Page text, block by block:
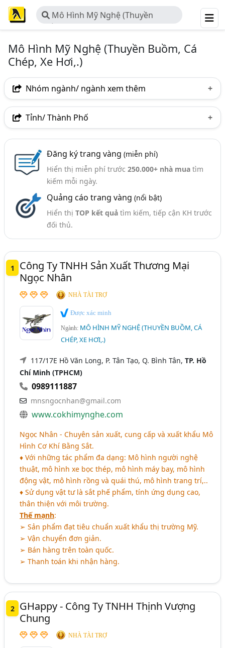
Mô Hình Mỹ Nghệ (Thuyền
Buồm, Cá Chép, Xe Hơi,.)
Mô Hình Mỹ Nghệ (Thuyền Buồm, Cá
Chép, Xe Hơi,.)
Nhóm ngành/ ngành xem thêm
Ngành nghề
Ngành xem thêm
Thủ Công Mỹ Nghệ (1066)
Tỉnh/ Thành Phố
Bình Dương
Lâm Đồng
Tp. Đà Nẵng
TP. Hải Phòng
Bắc Ninh
Nam Định
Thái Bình
Thanh Hóa
Bắc Giang
Long An Quảng Nam Yên Bái
Đăng ký trang vàng (miễn phí)
Hiển thị miễn phí trước 250.000+ nhà muatìm
kiếm mỗi ngày.
Quảng cáo trang vàng (nổi bật)
Hiển thị TOP kết quảtìm kiếm, tiếp cận KH trước
đối thủ.
1
Công Ty TNHH Sản Xuất Thương Mại
Ngọc Nhân
NHÀ TÀI TRỢ
Được xác minh
Ngành: MÔ HÌNH MỸ NGHỆ (THUYỀN BUỒM, CÁ
CHÉP, XE HƠI,.)
117/17E Hồ Văn Long, P. Tân Tạo, Q. Bình Tân,TP. Hồ
Chí Minh (TPHCM)
0989111887
mnsngocnhan@gmail.com
www.cokhimynghe.com
Ngọc Nhân - Chuyên sản xuất, cung cấp và xuất khẩu Mô
Hình Cơ Khí Bằng Sắt.
♦ Với những tác phẩm đa dạng: Mô hình người nghệ
thuật, mô hình xe bọc thép, mô hình máy bay, mô hình
động vật, mô hình rồng và quái thú, mô hình trang trí,..
♦ Sử dụng vật tư là sắt phế phẩm, tính ứng dụng cao,
thân thiện với môi trường.
Thế mạnh:
➢ Sản phẩm đạt tiêu chuẩn xuất khẩu thị trường Mỹ.
➢ Vận chuyển đơn giản.
➢ Bán hàng trên toàn quốc.
➢ Thanh toán khi nhận hàng.
2
GHappy - Công Ty TNHH Thịnh Vượng
Chung
NHÀ TÀI TRỢ